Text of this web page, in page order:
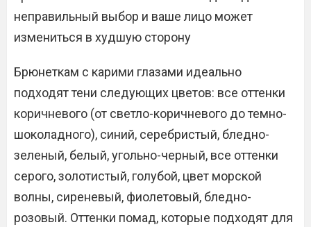
неправильный выбор и ваше лицо может
измениться в худшую сторону
Брюнеткам с карими глазами идеально
подходят тени следующих цветов: все оттенки
коричневого (от светло-коричневого до темно-
шоколадного), синий, серебристый, бледно-
зеленый, белый, угольно-черный, все оттенки
серого, золотистый, голубой, цвет морской
волны, сиреневый, фиолетовый, бледно-
розовый. Оттенки помад, которые подходят для